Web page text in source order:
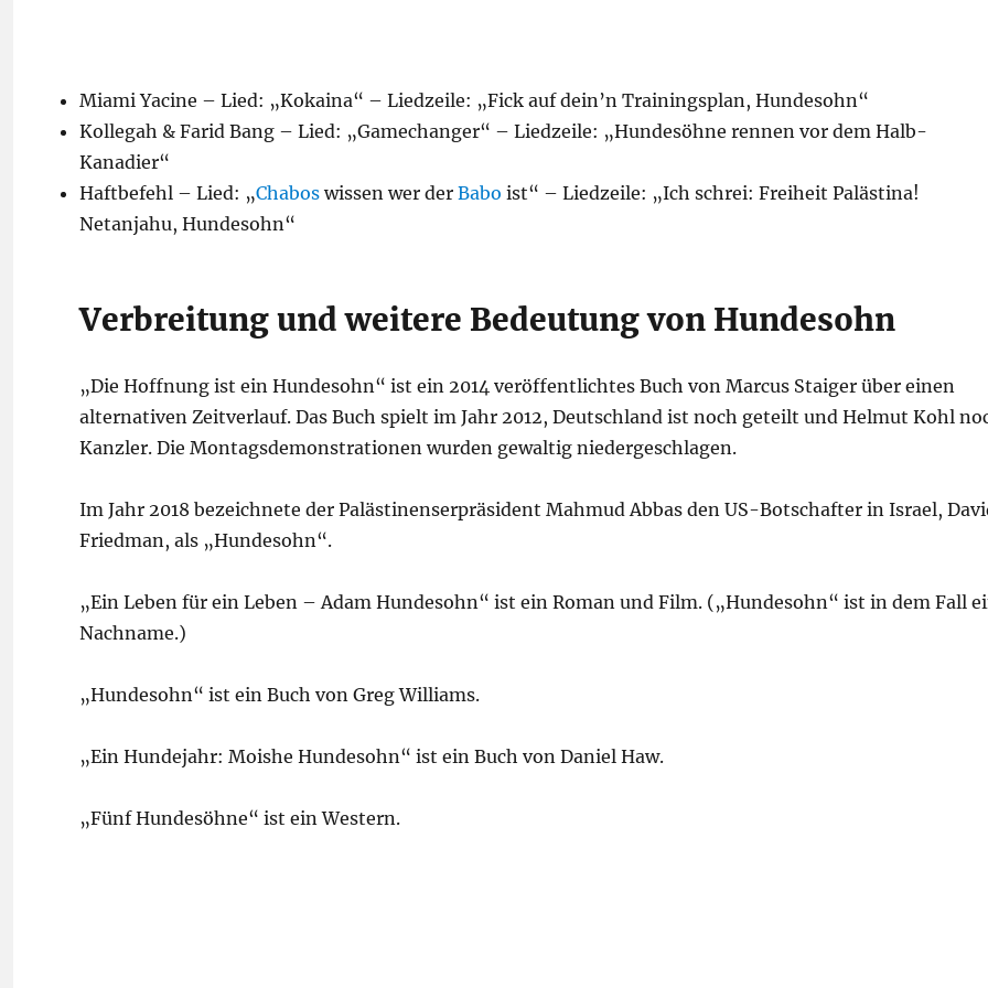
Miami Yacine – Lied: „Kokaina“ – Liedzeile: „Fick auf dein’n Trainingsplan, Hundesohn“
Kollegah & Farid Bang – Lied: „Gamechanger“ – Liedzeile: „Hundesöhne rennen vor dem Halb-
Kanadier“
Haftbefehl – Lied: „Chabos wissen wer der Babo ist“ – Liedzeile: „Ich schrei: Freiheit Palästina!
Netanjahu, Hundesohn“
Verbreitung und weitere Bedeutung von Hundesohn
„Die Hoffnung ist ein Hundesohn“ ist ein 2014 veröffentlichtes Buch von Marcus Staiger über einen
alternativen Zeitverlauf. Das Buch spielt im Jahr 2012, Deutschland ist noch geteilt und Helmut Kohl
Kanzler. Die Montagsdemonstrationen wurden gewaltig niedergeschlagen.
Im Jahr 2018 bezeichnete der Palästinenserpräsident Mahmud Abbas den US-Botschafter in Israel,
Friedman, als „Hundesohn“.
„Ein Leben für ein Leben – Adam Hundesohn“ ist ein Roman und Film. („Hundesohn“ ist in dem Fall
Nachname.)
„Hundesohn“ ist ein Buch von Greg Williams.
„Ein Hundejahr: Moishe Hundesohn“ ist ein Buch von Daniel Haw.
„Fünf Hundesöhne“ ist ein Western.